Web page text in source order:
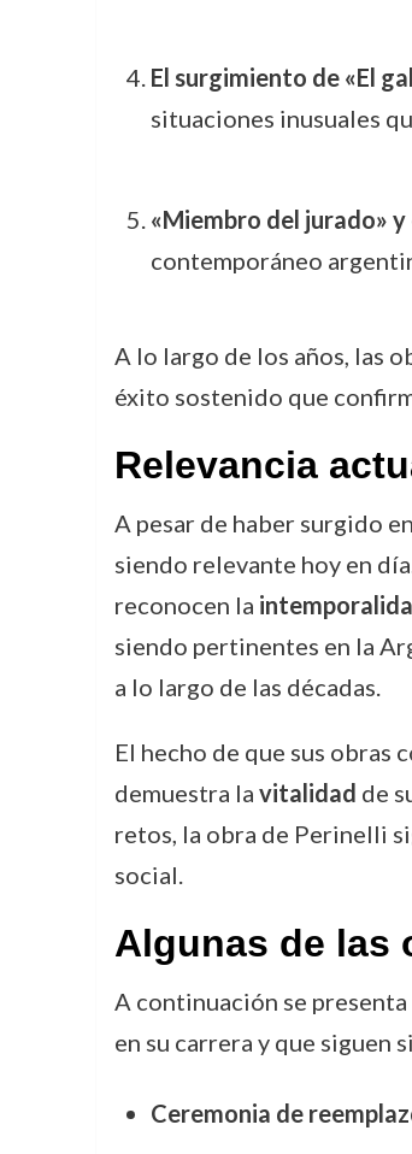
El surgimiento de «El
situaciones inusuales
«Miembro del jurado»
contemporáneo
A lo largo de los años, las
éxito sostenido que
Relevancia
A pesar de haber surgido
siendo relevante hoy en
reconocen la
siendo pertinentes en la
a lo largo de las décadas.
El hecho de que sus obras
demuestra la vitalidad de
retos, la obra de Perinelli
social.
Algunas de las
A continuación se presenta
en su carrera y que siguen
Ceremonia de